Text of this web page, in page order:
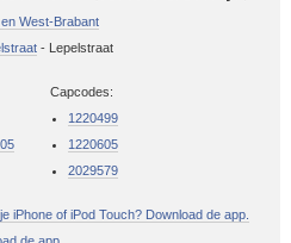
West-Brabant
- Lepelstraat
Capcodes:
1220499
1220605
2029579
iPhone of iPod Touch? Download de app.
de app.